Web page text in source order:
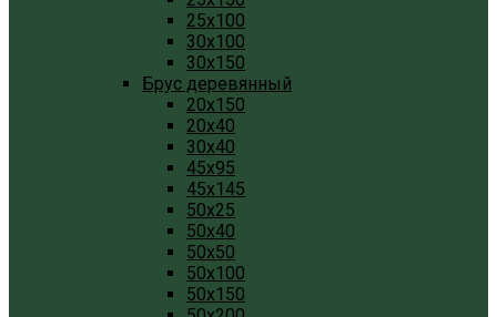
25x100
30x100
30x150
Брус деревянный
20x150
20x40
30x40
45x95
45x145
50x25
50x40
50x50
50x100
50x150